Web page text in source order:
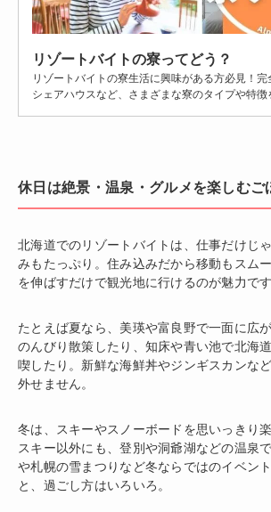
リゾートバイトの寮ってどう？
リゾートバイトの寮生活に興味がある方必見！完
シェアハウスなど、さまざまな寮のタイプや特徴
休日は絶景・温泉・グルメを楽しむご
北海道でのリゾートバイトは、仕事だけじ
みもたっぷり。住み込みだから移動もスム
を伸ばすだけで観光地に行けるのが魅力です
たとえば夏なら、美瑛や富良野で一面に広
のんびり散策したり、知床や青い池で北海
喫したり。新鮮な海鮮丼やジンギスカンな
外せません。
冬は、スキーやスノーボードを思いっきり
スキー以外にも、登別や洞爺湖などの温泉
や札幌の雪まつりなど冬ならではのイベン
と、過ごし方はいろいろ。